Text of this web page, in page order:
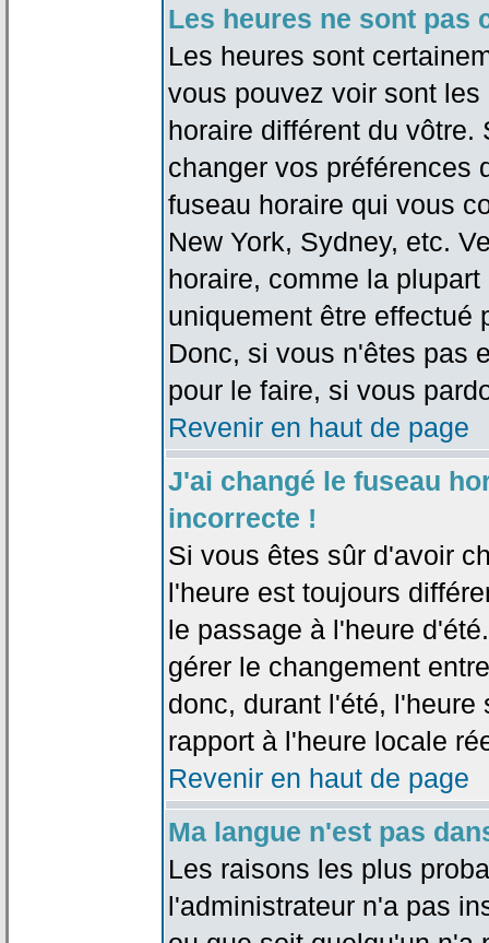
Les heures ne sont pas
Les heures sont
vous pouvez voir sont
horaire différent du
changer vos préférences
fuseau horaire qui vous
New York, Sydney, etc.
horaire, comme la
uniquement être effectué
Donc, si vous n'êtes pas
pour le faire, si vous
Revenir en haut de page
J'ai changé le fuseau
incorrecte !
Si vous êtes sûr d'avoir
l'heure est toujours
le passage à l'heure
gérer le changement
donc, durant l'été, l'heure
rapport à l'heure locale
Revenir en haut de page
Ma langue n'est pas
Les raisons les plus
l'administrateur n'a pas